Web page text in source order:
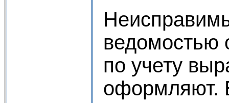
ведомостью
по учету
оформляют.